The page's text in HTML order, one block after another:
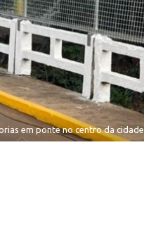
em ponte no centro da cidade